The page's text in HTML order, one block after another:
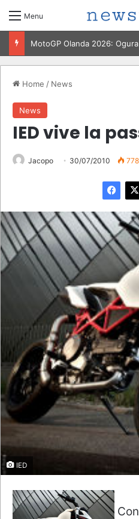
Menu
Home / News
News
IED vive la
Jacopo 30/07/2010 778
IED